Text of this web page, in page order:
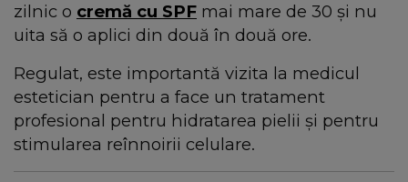
zilnic o cremă cu SPF mai mare de 30 și nu
uita să o aplici din două în două ore.
Regulat, este importantă vizita la medicul
estetician pentru a face un tratament
profesional pentru hidratarea pielii și pentru
stimularea reînnoirii celulare.